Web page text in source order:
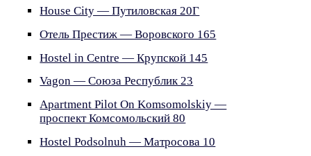
House City — Путиловская 20Г
Отель Престиж — Воровского 165
Hostel in Centre — Крупской 145
Vagon — Союза Республик 23
Apartment Pilot On Komsomolskiy —
проспект Комсомольский 80
Hostel Podsolnuh — Матросова 10